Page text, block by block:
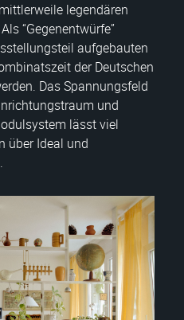
legendären
“Gegenentwürfe”
aufgebauten
der Deutschen
Das Spannungsfeld
und
lässt viel
über Ideal und